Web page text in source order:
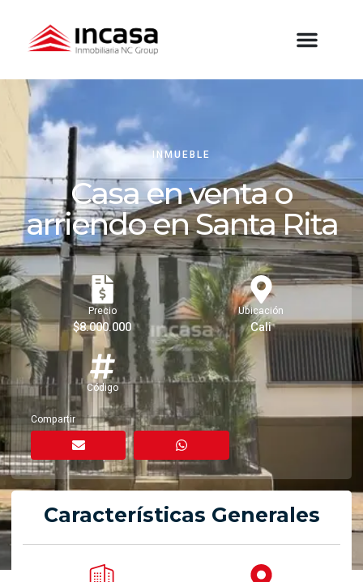
INMUEBLE
Casa en venta o
arriendo en Santa Rita
Precio
$8.000.000
Ubicación
Cali
Código
Compartir
Características Generales